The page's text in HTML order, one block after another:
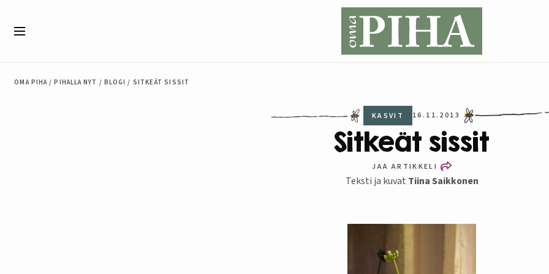
OMA PIHA / PIHALLA NYT / BLOGI / SITKEÄT SISSIT
KASVIT 16.11.2013
Sitkeät sissit
JAA ARTIKKELI
Teksti ja kuvat Tiina Saikkonen